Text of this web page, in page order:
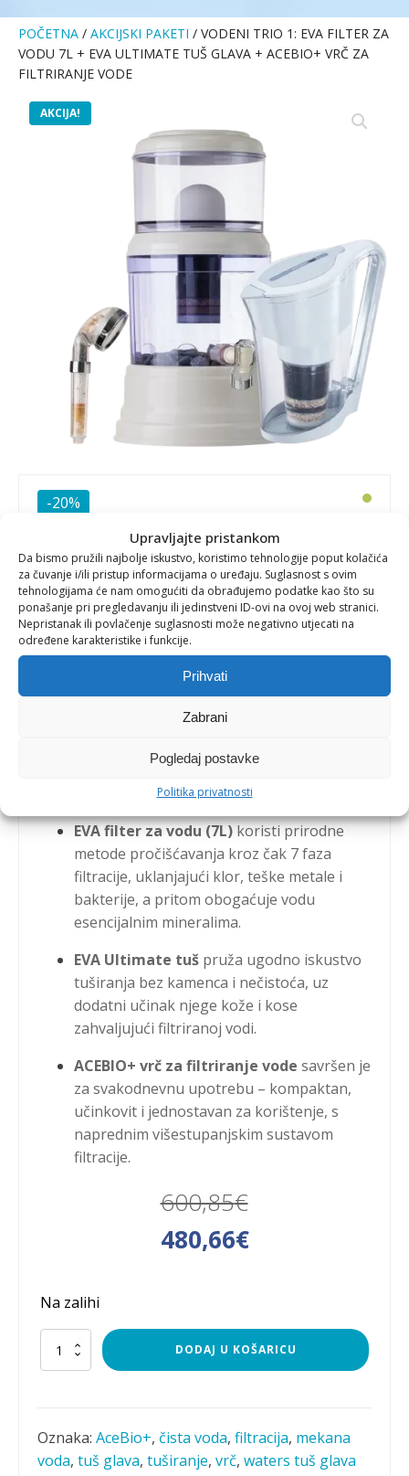
Upravljajte pristankom
Da bismo pružili najbolje iskustvo, koristimo tehnologije poput kolačića
za čuvanje i/ili pristup informacijama o uređaju. Suglasnost s ovim
tehnologijama će nam omogućiti da obrađujemo podatke kao što su
ponašanje pri pregledavanju ili jedinstveni ID-ovi na ovoj web stranici.
Nepristanak ili povlačenje suglasnosti može negativno utjecati na
određene karakteristike i funkcije.
Prihvati
Zabrani
Pogledaj postavke
Politika privatnosti
POČETNA / AKCIJSKI PAKETI / VODENI TRIO 1: EVA FILTER ZA
VODU 7L + EVA ULTIMATE TUŠ GLAVA + ACEBIO+ VRČ ZA
FILTRIRANJE VODE
AKCIJA!
-20%
VODENI TRIO 1: EVA filter za
vodu 7L + EVA Ultimate tuš
glava + AceBio+ vrč za filtriranje
vode
Pobrinite se za zdravlje cijele obitelji uz
potrebno za svakodnevnu konzumaciju i
korištenje kvalitetne, filtrirane vode:
EVA filter za vodu (7L)koristi prirodne
metode pročišćavanja kroz čak 7 faza
filtracije, uklanjajući klor, teške metale i
bakterije, a pritom obogaćuje vodu
esencijalnim mineralima.
EVA Ultimate tuš pruža ugodno iskustvo
tuširanja bez kamenca i nečistoća, uz
dodatni učinak njege kože i kose
zahvaljujući filtriranoj vodi.
ACEBIO+ vrč za filtriranje vode savršen je
za svakodnevnu upotrebu – kompaktan,
učinkovit i jednostavan za korištenje, s
naprednim višestupanjskim sustavom
filtracije.
600,85€
Izvorna
je:
480,66€Trenutna
480,66€.
Na zalihi
VODENI
za
7L
DODAJ U KOŠARICU
Oznaka: AceBio+, čista voda, filtracija, mekana
voda, tuš glava, tuširanje, vrč, waters tuš glava